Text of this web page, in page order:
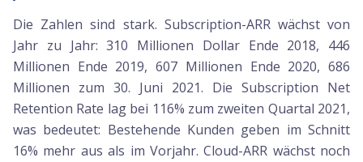
Die Zahlen sind stark. Subscription-ARR wächst von
Jahr zu Jahr: 310 Millionen Dollar Ende 2018, 446
Millionen Ende 2019, 607 Millionen Ende 2020, 686
Millionen zum 30. Juni 2021. Die Subscription Net
Retention Rate lag bei 116% zum zweiten Quartal 2021,
was bedeutet: Bestehende Kunden geben im Schnitt
16% mehr aus als im Vorjahr. Cloud-ARR wächst noch